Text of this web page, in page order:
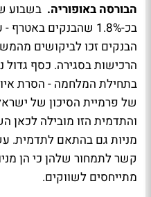
הבורסה באופוריה.
הבנקים זכו לביקושים
הרכישות בסגירה. כסף גדול
בתחילת המלחמה - הסרת
של פרמיית הסיכון של
והתדמית הזו מובילה לכאן
מניות גם בהתאם לתדמית.
קשר לתמחור שלהן כי הן
מתייחסים לשווקים.